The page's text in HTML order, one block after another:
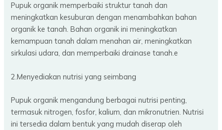
Pupuk organik memperbaiki struktur tanah dan
meningkatkan kesuburan dengan menambahkan bahan
organik ke tanah. Bahan organik ini meningkatkan
kemampuan tanah dalam menahan air, meningkatkan
sirkulasi udara, dan memperbaiki drainase tanah.e
2.Menyediakan nutrisi yang seimbang
Pupuk organik mengandung berbagai nutrisi penting,
termasuk nitrogen, fosfor, kalium, dan mikronutrien. Nutrisi
ini tersedia dalam bentuk yang mudah diserap oleh